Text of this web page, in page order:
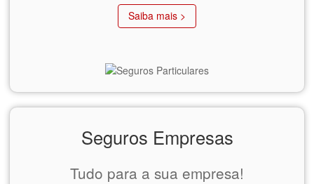
Saiba mais >
Seguros Empresas
Tudo para a sua empresa!